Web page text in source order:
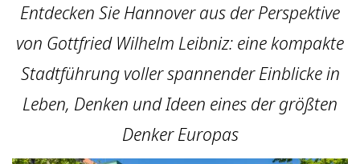
Entdecken Sie Hannover aus der Perspektive
von Gottfried Wilhelm Leibniz: eine kompakte
Stadtführung voller spannender Einblicke in
Leben, Denken und Ideen eines der größten
Denker Europas